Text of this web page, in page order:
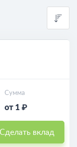
Сумма
от 1 ₽
Сделать вклад